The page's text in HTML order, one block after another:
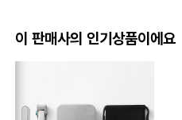
이 판매사의 인기상품이에요